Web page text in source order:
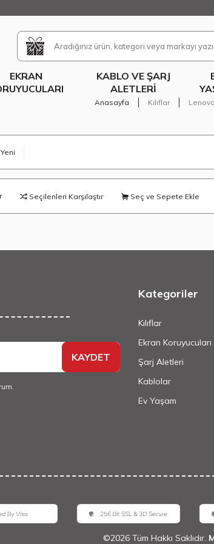
EKRAN
KABLO VE ŞARJ
ALETLERI
Anasayfa Kılıflar Lenovo
Yeni
Seçilenleri Karşılaştır Seç ve Sepete Ekle
KAYDET
Kategoriler
Kılıflar
Ekran Koruyucuları
Şarj Aletleri
Kablolar
Ev Yaşam
©2026 Tüm Hakkı Saklıdır.